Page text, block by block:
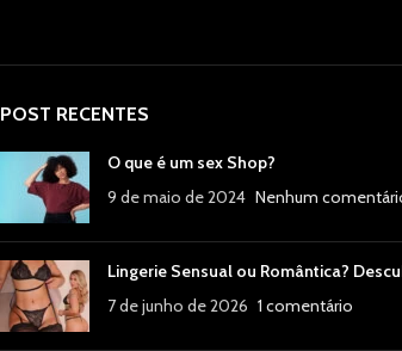
POST RECENTES
O que é um sex Shop?
9 de maio de 2024 Nenhum
Lingerie Sensual ou Romântica?
7 de junho de 2026 1 comentário